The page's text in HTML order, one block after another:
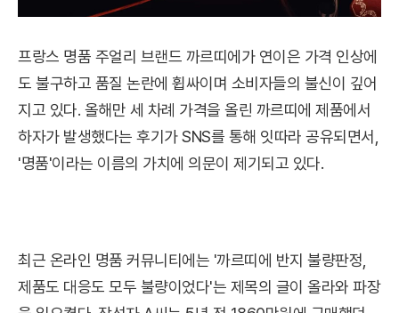
프랑스 명품 주얼리 브랜드 까르띠에가 연이은 가격 인상에
도 불구하고 품질 논란에 휩싸이며 소비자들의 불신이 깊어
지고 있다. 올해만 세 차례 가격을 올린 까르띠에 제품에서
하자가 발생했다는 후기가 SNS를 통해 잇따라 공유되면서,
'명품'이라는 이름의 가치에 의문이 제기되고 있다.
최근 온라인 명품 커뮤니티에는 '까르띠에 반지 불량판정,
제품도 대응도 모두 불량이었다'는 제목의 글이 올라와 파장